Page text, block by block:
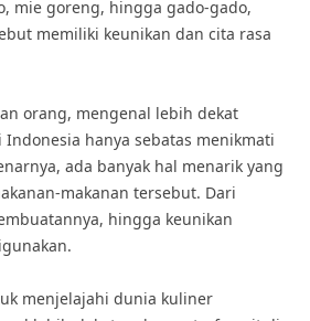
mie goreng, hingga gado-gado,
memiliki keunikan dan cita rasa
orang, mengenal lebih dekat
hanya sebatas menikmati
ada banyak hal menarik yang
makanan tersebut. Dari
hingga keunikan
menjelajahi dunia kuliner